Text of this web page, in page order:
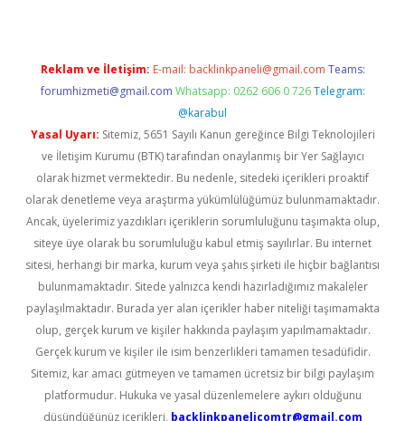
Reklam ve İletişim: E-mail: backlinkpaneli@gmail.com Teams:
forumhizmeti@gmail.com Whatsapp: 0262 606 0 726 Telegram:
@karabul
Yasal Uyarı: Sitemiz, 5651 Sayılı Kanun gereğince Bilgi Teknolojileri
ve İletişim Kurumu (BTK) tarafından onaylanmış bir Yer Sağlayıcı
olarak hizmet vermektedir. Bu nedenle, sitedeki içerikleri proaktif
olarak denetleme veya araştırma yükümlülüğümüz bulunmamaktadır.
Ancak, üyelerimiz yazdıkları içeriklerin sorumluluğunu taşımakta olup,
siteye üye olarak bu sorumluluğu kabul etmiş sayılırlar. Bu internet
sitesi, herhangi bir marka, kurum veya şahıs şirketi ile hiçbir bağlantısı
bulunmamaktadır. Sitede yalnızca kendi hazırladığımız makaleler
paylaşılmaktadır. Burada yer alan içerikler haber niteliği taşımamakta
olup, gerçek kurum ve kişiler hakkında paylaşım yapılmamaktadır.
Gerçek kurum ve kişiler ile isim benzerlikleri tamamen tesadüfidir.
Sitemiz, kar amacı gütmeyen ve tamamen ücretsiz bir bilgi paylaşım
platformudur. Hukuka ve yasal düzenlemelere aykırı olduğunu
düşündüğünüz içerikleri, backlinkpanelicomtr@gmail.com